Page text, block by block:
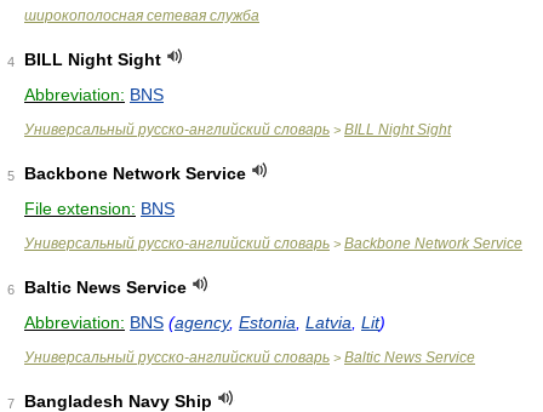
широкополосная сетевая служба
4
BILL Night Sight
Abbreviation: BNS
Универсальный русско-английский словарь > BILL Night Sight
5
Backbone Network Service
File extension: BNS
Универсальный русско-английский словарь > Backbone Network Service
6
Baltic News Service
Abbreviation: BNS (agency, Estonia Latvia Lit)
Универсальный русско-английский словарь > Baltic News Service
7
Bangladesh Navy Ship